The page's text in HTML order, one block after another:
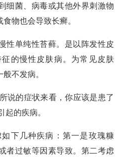
细菌、病毒或其他外界刺激物
物也会导致长癣。
性单纯性苔藓。是以阵发性皮
的慢性皮肤病。为常见皮肤
不发病。
说的症状来看，你应该是患了
起的疾病。
下几种疾病：第一是玫瑰糠
者过敏等因素导致。第二考虑